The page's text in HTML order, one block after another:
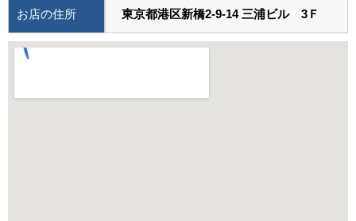
お店の住所 東京都港区新橋2-9-14 三浦ビル 3Ｆ